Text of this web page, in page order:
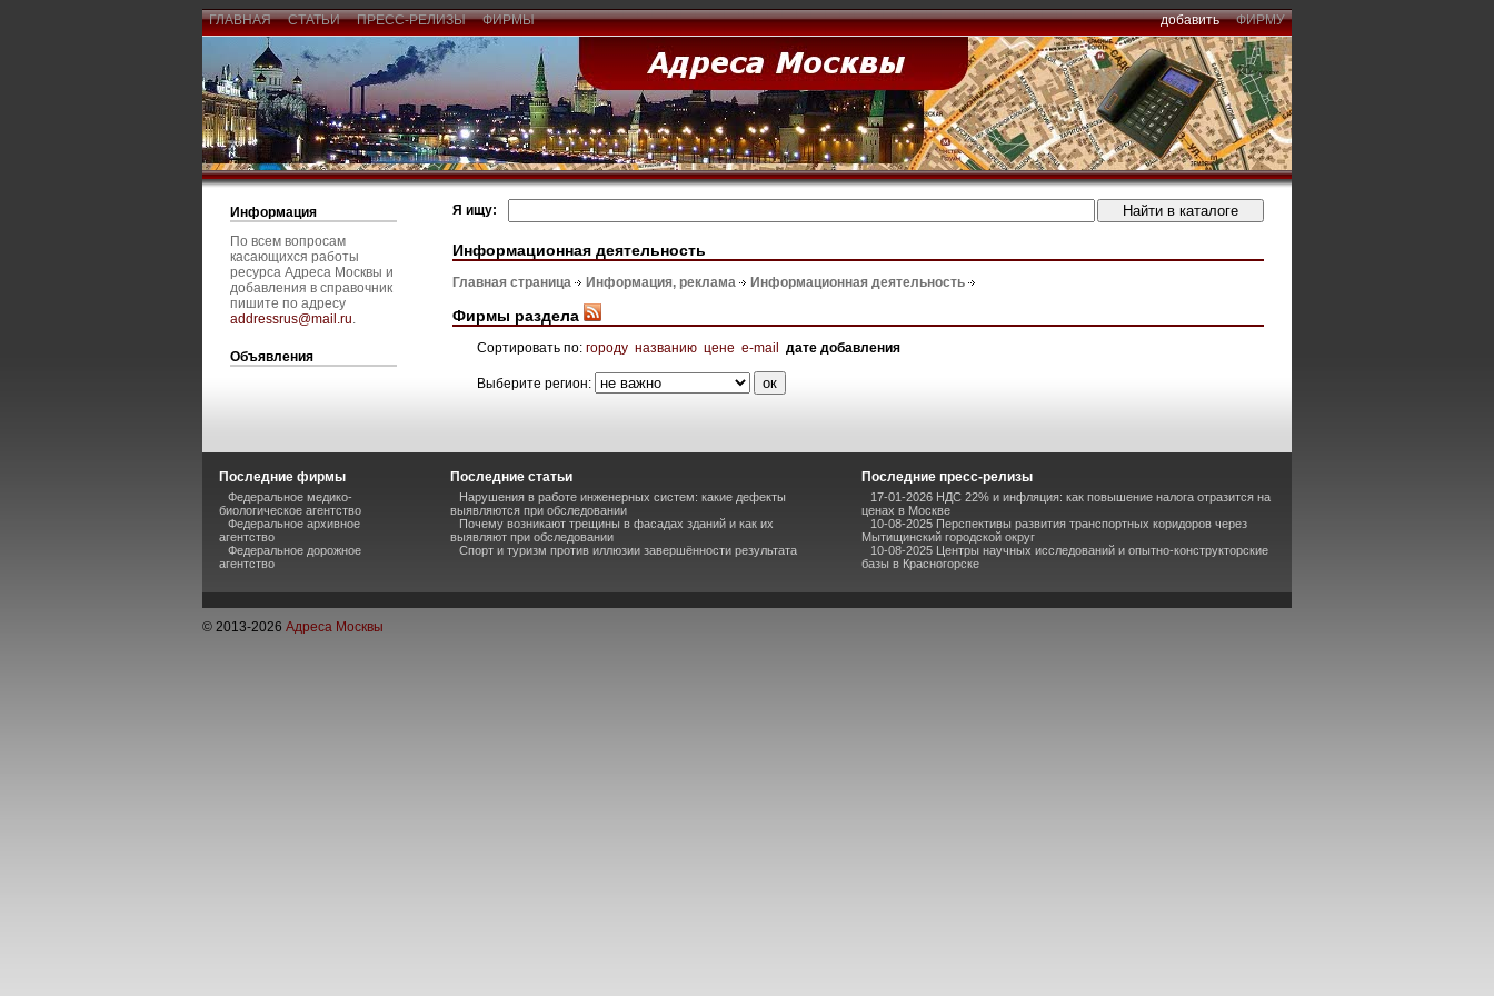
ГЛАВНАЯ СТАТЬИ ПРЕСС-РЕЛИЗЫ ФИРМЫ добавить ФИРМУ
Информация
По всем вопросам
касающихся работы
ресурса Адреса Москвы и
добавления в справочник
пишите по адресу
addressrus@mail.ru.
Объявления
Я ищу:
Информационная деятельность
Главная страница Информация, реклама Информационная деятельность
Фирмы раздела
Сортировать по: городу названию цене e-mail дате добавления
Выберите регион:
Последние фирмы
Федеральное медико-
биологическое агентство
Федеральное архивное
агентство
Федеральное дорожное
агентство
Последние статьи
Нарушения в работе инженерных систем: какие дефекты
выявляются при обследовании
Почему возникают трещины в фасадах зданий и как их
выявляют при обследовании
Спорт и туризм против иллюзии завершённости результата
Последние пресс-релизы
17-01-2026 НДС 22% и инфляция: как повышение налога отразится на
ценах в Москве
10-08-2025 Перспективы развития транспортных коридоров через
Мытищинский городской округ
10-08-2025 Центры научных исследований и опытно-конструкторские
базы в Красногорске
© 2013-2026 Адреса Москвы